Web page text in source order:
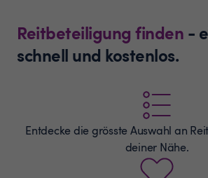
Reitbeteiligung finden -
schnell und kostenlos.
Entdecke die grösste Auswahl an
deiner Nähe.